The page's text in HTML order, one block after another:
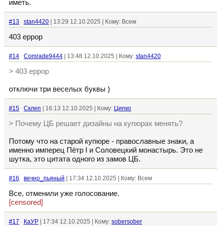
иметь.
#13 stan4420 | 13:29 12.10.2025 | Кому: Всем
403 еррор
#14 Comrade9444 | 13:48 12.10.2025 | Кому: stan4420
> 403 еррор
отключи три веселых буквы )
#15 Склеп | 16:13 12.10.2025 | Кому: Ципко
> Почему ЦБ решает дизайны на купюрах менять?
Потому что на старой купюре - православные знаки, а
именно имперец Пётр I и Соловецкий монастырь. Это не
шутка, это цитата одного из замов ЦБ.
#16 вечно_пьяный | 17:34 12.10.2025 | Кому: Всем
Все, отменили уже голосование.
[censored]
#17 КаУР | 17:34 12.10.2025 | Кому: sobersober